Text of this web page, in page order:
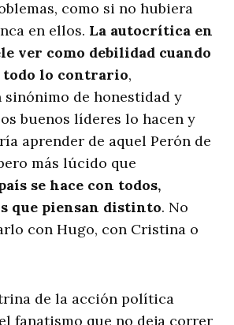
como si no hubiera
en ellos. La autocrítica en
ver como debilidad cuando
todo lo contrario,
sinónimo de honestidad y
buenos líderes lo hacen y
aprender de aquel Perón de
más lúcido que
se hace con todos,
que piensan distinto. No
con Hugo, con Cristina o
de la acción política
fanatismo que no deja correr